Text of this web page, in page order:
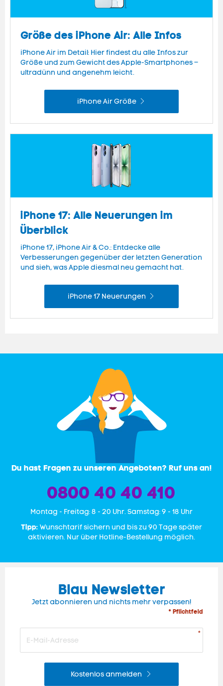
Größe des iPhone Air: Alle Infos
iPhone Air im Detail: Hier findest du alle Infos zur
Größe und zum Gewicht des Apple-Smartphones –
ultradünn und angenehm leicht.
iPhone Air Größe
iPhone 17: Alle Neuerungen im
Überblick
iPhone 17, iPhone Air & Co.: Entdecke alle
Verbesserungen gegenüber der letzten Generation
und sieh, was Apple diesmal neu gemacht hat.
iPhone 17 Neuerungen
Du hast Fragen zu unseren Angeboten? Ruf uns an!
0800 40 40 410
Mon­tag - Freitag: 8 - 20 Uhr. Samstag: 9 - 18 Uhr
Tipp: Wunschtarif sichern und bis zu 90 Tage später
aktivieren. Nur über Hotline-Bestellung möglich.
Blau Newsletter
Jetzt abonnieren und nichts mehr verpassen!
* Pflichtfeld
Kostenlos anmelden